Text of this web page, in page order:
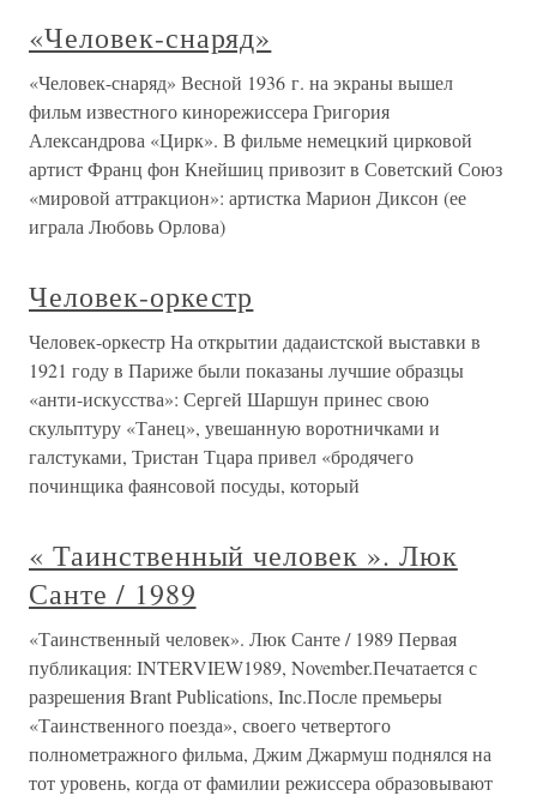
«Человек-снаряд»
«Человек-снаряд» Весной 1936 г. на экраны вышел
фильм известного кинорежиссера Григория
Александрова «Цирк». В фильме немецкий цирковой
артист Франц фон Кнейшиц привозит в Советский Союз
«мировой аттракцион»: артистка Марион Диксон (ее
играла Любовь Орлова)
Человек-оркестр
Человек-оркестр На открытии дадаистской выставки в
1921 году в Париже были показаны лучшие образцы
«анти-искусства»: Сергей Шаршун принес свою
скульптуру «Танец», увешанную воротничками и
галстуками, Тристан Тцара привел «бродячего
починщика фаянсовой посуды, который
« Таинственный человек ». Люк
Санте / 1989
«Таинственный человек». Люк Санте / 1989 Первая
публикация: INTERVIEW1989, November.Печатается с
разрешения Brant Publications, Inc.После премьеры
«Таинственного поезда», своего четвертого
полнометражного фильма, Джим Джармуш поднялся на
тот уровень, когда от фамилии режиссера образовывают